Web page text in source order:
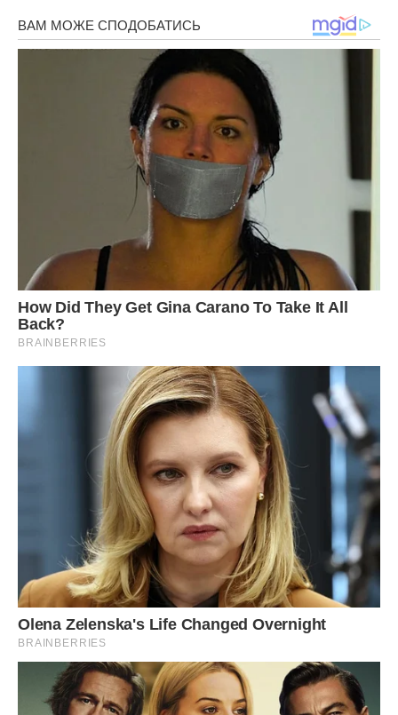
Вона величезними очима мовчки вислухала Олену і
рушила в напрямку до вхідних дверей.
Вибачитеся, а потім йдіть, інакше я вас не випущу,
говорила наполегливо Олена.
Але мати Артема лише спробувала обійти Олену
стороною. Тоді дівчина повторила свої слова, після чого
Зінаїда Микитівна на автоматі сунула купюру грошей Олені
в якості вибачення.
Олена була ще сильніше обурена і кинула зім’яті в руці
гроші назад Зінаїді. Мені від вас гроші не потрібні, не
відкупитьсь, я не багато чого прошу, безсовісна, сказала
Олена. Зінаїда Микитівна здивувалася, розгубилася, не
стала піднімати гроші, а просто швидко вискочила за
двері кабінету.
Перше знайомство сім’ї Олени з Зінаїдою Микитівною не
відбулося у призначений день, жінка довго відтягувала
цей момент, сподівалася, що при знайомстві її не
згадають, навіть перефарбувала колір волосся і всіляко
намагалася дати зрозуміти синові, що йому потрібна
більш гідна наречена, але марно.
Коли зустріч все-таки відбулася, Зінаїду згадали, але не
подали виду. Вони потім сказали Артему про справжню
першу зустрічі з Зінаїдою Микитівною. Без скaндалу не
обійшлося, але час все розставив на свої місця. Артем і
Олена зараз чоловік і дружина, а Зінаїда Микитівна давно
зрозуміла свої помилки і зараз активно допомагає
молодим фінансово і порадами. Правда діти її порад не
слухають.